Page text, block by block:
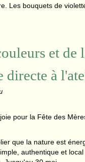
Les bouquets de
et de
directe à
que la nature est
authentique et